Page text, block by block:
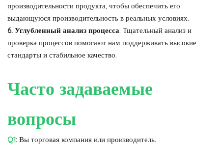
производительности продукта, чтобы обеспечить его
выдающуюся производительность в реальных условиях.
6. Углубленный анализ процесса: Тщательный анализ и
проверка процессов помогают нам поддерживать высокие
стандарты и стабильное качество.
Часто задаваемые
вопросы
Q1: Вы торговая компания или производитель.